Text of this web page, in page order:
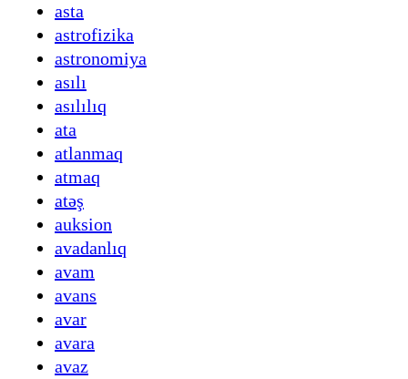
asta
astrofizika
astronomiya
asılı
asılılıq
ata
atlanmaq
atmaq
atəş
auksion
avadanlıq
avam
avans
avar
avara
avaz